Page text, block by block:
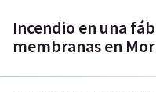
Incendio en una
membranas en